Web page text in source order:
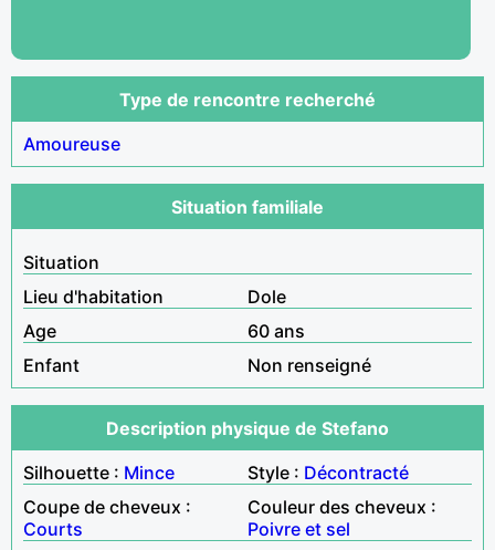
Type de rencontre recherché
Amoureuse
Situation familiale
Situation
Lieu d'habitation
Dole
Age
60 ans
Enfant
Non renseigné
Description physique de Stefano
Silhouette : Mince Style : Décontracté
Coupe de cheveux :
Courts
Couleur des cheveux :
Poivre et sel